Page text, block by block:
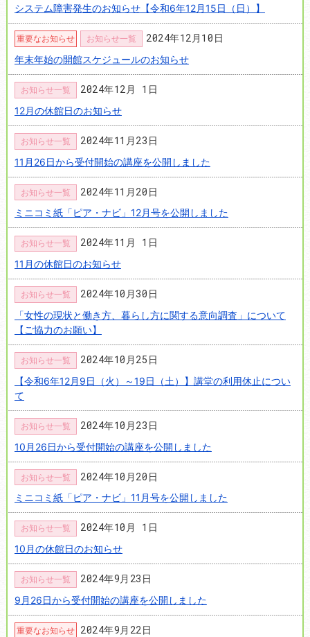
システム障害発生のお知らせ【令和6年12月15日（日）】
重要なお知らせ お知らせ一覧 2024年12月10日
年末年始の開館スケジュールのお知らせ
お知らせ一覧 2024年12月 1日
12月の休館日のお知らせ
お知らせ一覧 2024年11月23日
11月26日から受付開始の講座を公開しました
お知らせ一覧 2024年11月20日
ミニコミ紙「ピア・ナビ」12月号を公開しました
お知らせ一覧 2024年11月 1日
11月の休館日のお知らせ
お知らせ一覧 2024年10月30日
「女性の現状と働き方、暮らし方に関する意向調査」について
【ご協力のお願い】
お知らせ一覧 2024年10月25日
【令和6年12月9日（火）～19日（土）】講堂の利用休止につい
て
お知らせ一覧 2024年10月23日
10月26日から受付開始の講座を公開しました
お知らせ一覧 2024年10月20日
ミニコミ紙「ピア・ナビ」11月号を公開しました
お知らせ一覧 2024年10月 1日
10月の休館日のお知らせ
お知らせ一覧 2024年9月23日
9月26日から受付開始の講座を公開しました
重要なお知らせ 2024年9月22日